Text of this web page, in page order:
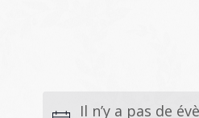
Il n’y a pas de